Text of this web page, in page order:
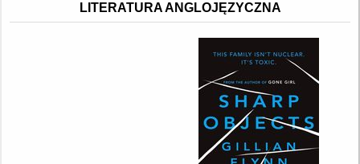
LITERATURA ANGLOJĘZYCZNA